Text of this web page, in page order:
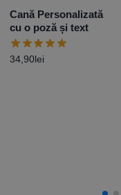
Cană Personalizată
cu o poză și text
34,90lei